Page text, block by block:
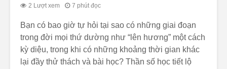
2 Lượt xem 7 phút đọc
Bạn có bao giờ tự hỏi tại sao có những giai đoạn
trong đời mọi thứ dường như “lên hương” một cách
kỳ diệu, trong khi có những khoảng thời gian khác
lại đầy thử thách và bài học? Thần số học tiết lộ
Giải Mã Bản Thân
Qua Thần Số Học:
Ngày Sinh Có Phải
Khám